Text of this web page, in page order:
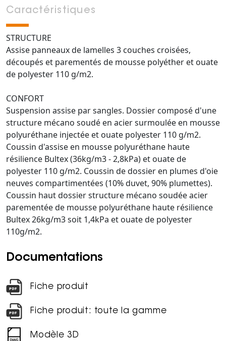
Caractéristiques
STRUCTURE
Assise panneaux de lamelles 3 couches croisées,
découpés et parementés de mousse polyéther et ouate
de polyester 110 g/m2.
CONFORT
Suspension assise par sangles. Dossier composé d'une
structure mécano soudé en acier surmoulée en mousse
polyuréthane injectée et ouate polyester 110 g/m2.
Coussin d'assise en mousse polyuréthane haute
résilience Bultex (36kg/m3 - 2,8kPa) et ouate de
polyester 110 g/m2. Coussin de dossier en plumes d'oie
neuves compartimentées (10% duvet, 90% plumettes).
Coussin haut dossier structure mécano soudée acier
parementée de mousse polyuréthane haute résilience
Bultex 26kg/m3 soit 1,4kPa et ouate de polyester
110g/m2.
Documentations
Fiche produit
Fiche produit: toute la gamme
Modèle 3D